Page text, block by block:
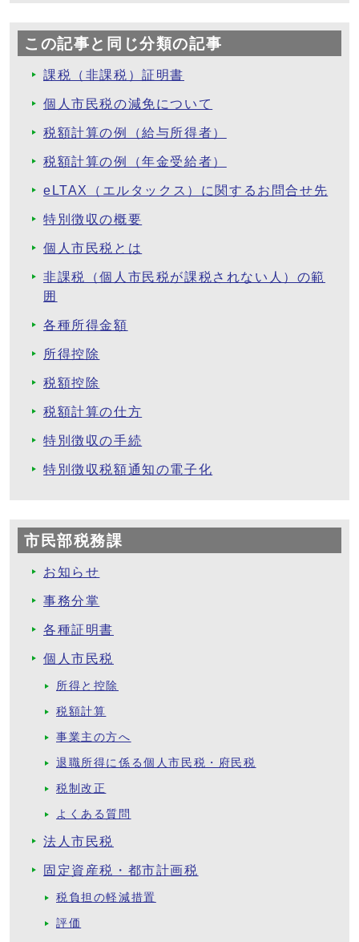
この記事と同じ分類の記事
課税（非課税）証明書
個人市民税の減免について
税額計算の例（給与所得者）
税額計算の例（年金受給者）
eLTAX（エルタックス）に関するお問合せ先
特別徴収の概要
個人市民税とは
非課税（個人市民税が課税されない人）の範
囲
各種所得金額
所得控除
税額控除
税額計算の仕方
特別徴収の手続
特別徴収税額通知の電子化
市民部税務課
お知らせ
事務分掌
各種証明書
個人市民税
所得と控除
税額計算
事業主の方へ
退職所得に係る個人市民税・府民税
税制改正
よくある質問
法人市民税
固定資産税・都市計画税
税負担の軽減措置
評価